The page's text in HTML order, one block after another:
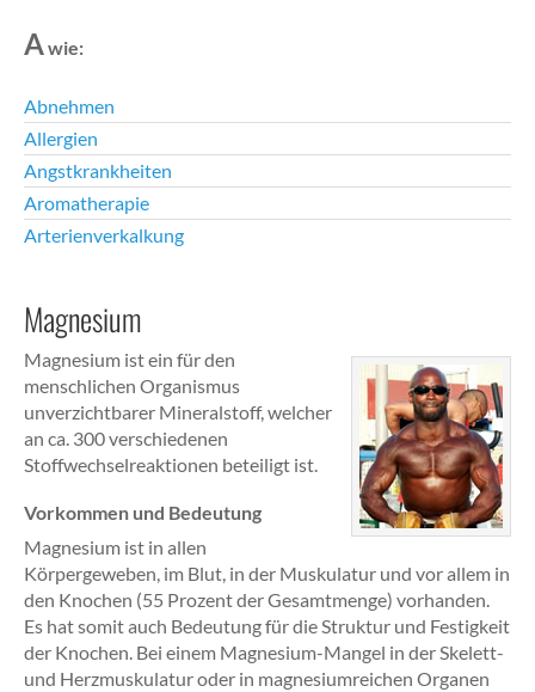
Awie:
Abnehmen
Allergien
Angstkrankheiten
Aromatherapie
Arterienverkalkung
Magnesium
Magnesium ist ein für den
menschlichen Organismus
unverzichtbarer Mineralstoff, welcher
an ca. 300 verschiedenen
Stoffwechselreaktionen beteiligt ist.
Vorkommen und Bedeutung
Magnesium ist in allen
Körpergeweben, im Blut, in der Muskulatur und vor allem in
den Knochen (55 Prozent der Gesamtmenge) vorhanden.
Es hat somit auch Bedeutung für die Struktur und Festigkeit
der Knochen. Bei einem Magnesium-Mangel in der Skelett-
und Herzmuskulatur oder in magnesiumreichen Organen